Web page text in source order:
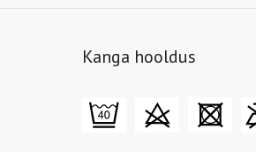
Kanga hooldus